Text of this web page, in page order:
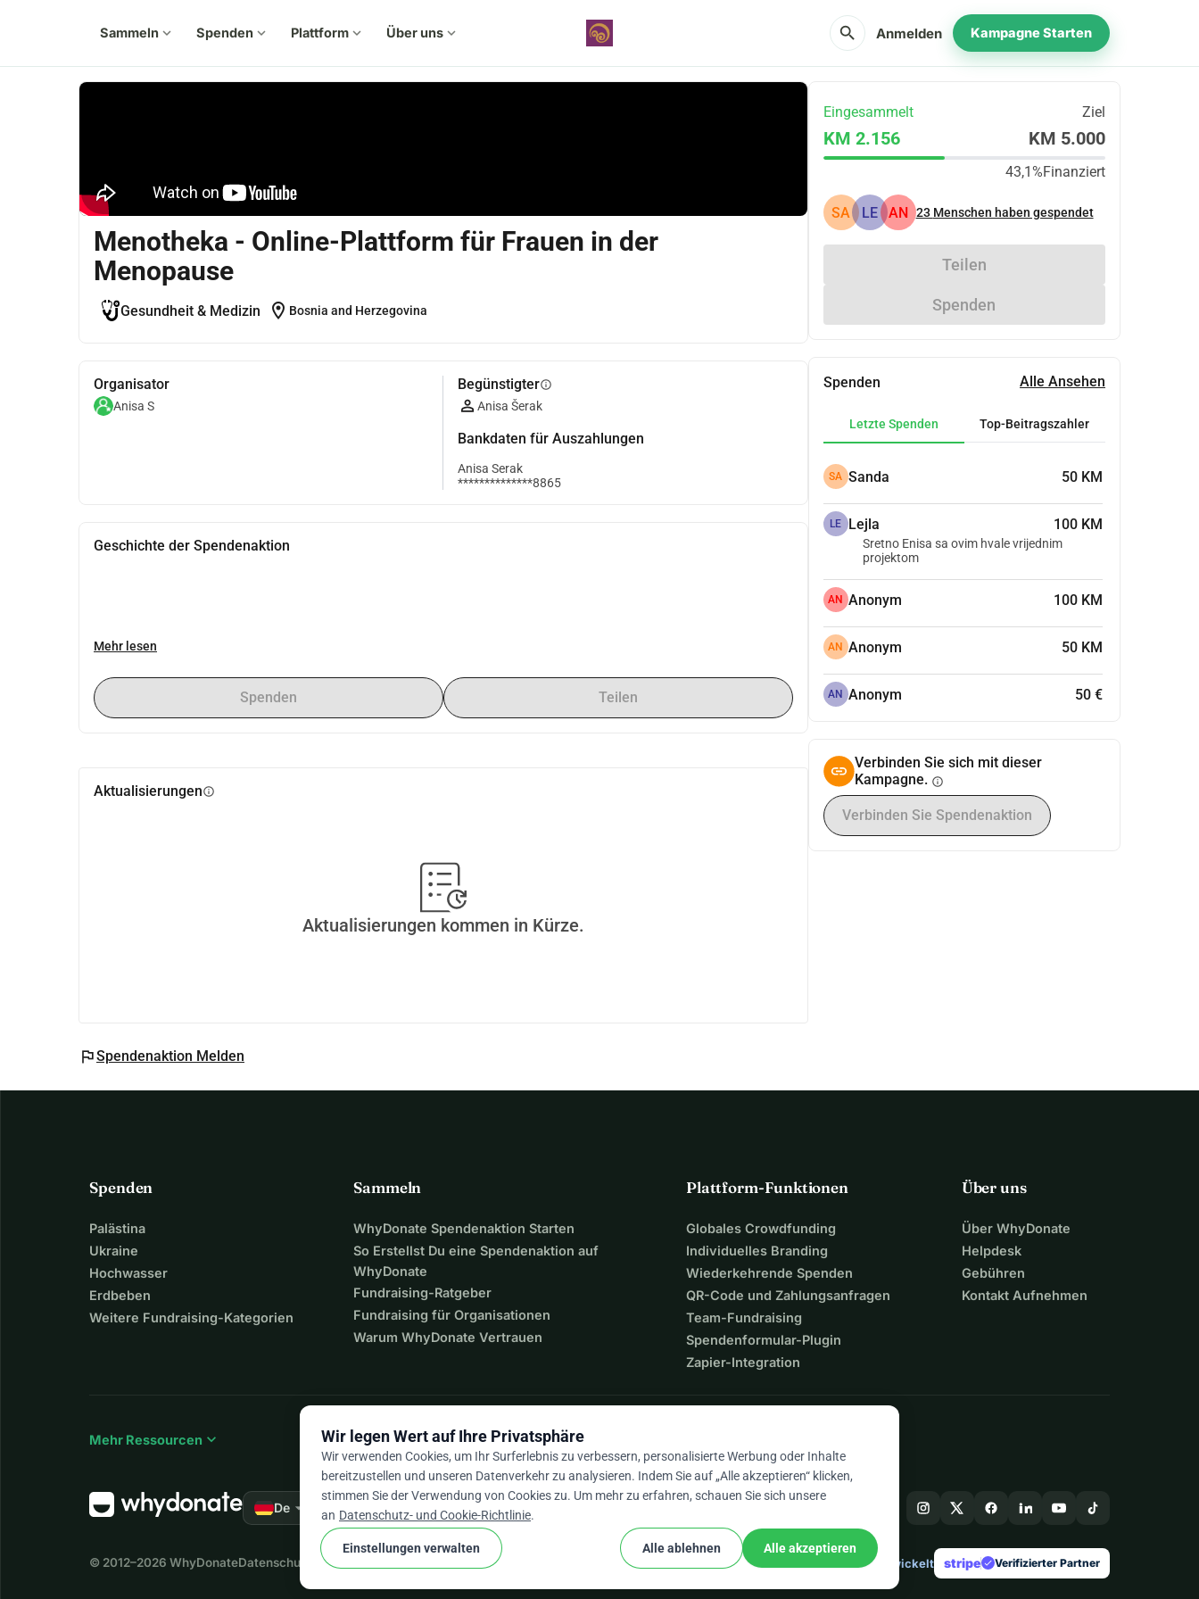
Sammeln expand_more Spenden expand_more Plattform expand_more Über uns expand_more search Anmelden Kampagne Starten
Menotheka - Online-Plattform für Frauen in der
Menopause
Gesundheit & Medizin location_on Bosnia and Herzegovina
Organisator
Anisa S
Begünstigterinfo
Anisa Šerak
Bankdaten für Auszahlungen
Anisa Serak
**************8865
Geschichte der Spendenaktion
Mehr lesen
Spenden Teilen
Aktualisierungeninfo
Aktualisierungen kommen in Kürze.
flagSpendenaktion Melden
Eingesammelt Ziel
KM 2.156 KM 5.000
43,1%Finanziert
SA LE AN 23 Menschen haben gespendet
Teilen
Spenden
Spenden Alle Ansehen
Letzte Spenden Top-Beitragszahler
SA Sanda 50 KM
LE Lejla 100 KM
Sretno Enisa sa ovim hvale vrijednim
projektom
AN Anonym 100 KM
AN Anonym 50 KM
AN Anonym 50 €
Verbinden Sie sich mit dieser
Kampagne. info
Verbinden Sie Spendenaktion
Spenden
Palästina
Ukraine
Hochwasser
Erdbeben
Weitere Fundraising-Kategorien
Sammeln
WhyDonate Spendenaktion Starten
So Erstellst Du eine Spendenaktion auf
WhyDonate
Fundraising-Ratgeber
Fundraising für Organisationen
Warum WhyDonate Vertrauen
Plattform-Funktionen
Globales Crowdfunding
Individuelles Branding
Wiederkehrende Spenden
QR-Code und Zahlungsanfragen
Team-Fundraising
Spendenformular-Plugin
Zapier-Integration
Über uns
Über WhyDonate
Helpdesk
Gebühren
Kontakt Aufnehmen
Mehr Ressourcen expand_more
De arrow_drop_down ★★★★★ 4,9 / 5 basierend auf 500+ Bewertungen
© 2012–2026 WhyDonateDatenschutz und Cookies Allgemeine Geschäftsbedingungen Cookie-Einstellungen In Europa entwickelt stripe check Verifizierter Partner
Wir legen Wert auf Ihre Privatsphäre
Wir verwenden Cookies, um Ihr Surferlebnis zu verbessern, personalisierte Werbung oder Inhalte
bereitzustellen und unseren Datenverkehr zu analysieren. Indem Sie auf „Alle akzeptieren“ klicken,
stimmen Sie der Verwendung von Cookies zu. Um mehr zu erfahren, schauen Sie sich unsere
an Datenschutz- und Cookie-Richtlinie.
Einstellungen verwalten Alle ablehnen Alle akzeptieren